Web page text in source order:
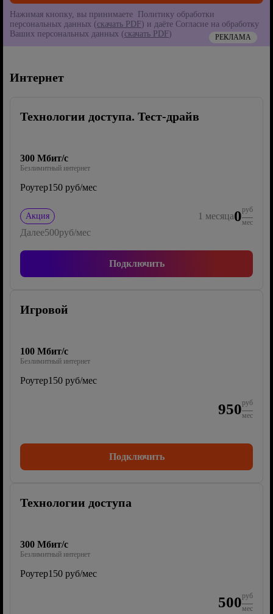
Нажимая кнопку, вы принимаете Политику обработки
персональных данных (скачать PDF) и даёте Согласие на обработку
Ваших персональных данных (скачать PDF) РЕКЛАМА
Интернет
Технологии доступа. Тест-драйв
300 Мбит/с
Безлимитный интернет
Роутер150 руб/мес
Акция 1 месяца0руб
мес
Далее500руб/мес
Подключить
Игровой
100 Мбит/с
Безлимитный интернет
Роутер150 руб/мес
950руб
мес
Подключить
Технологии доступа
300 Мбит/с
Безлимитный интернет
Роутер150 руб/мес
500руб
мес